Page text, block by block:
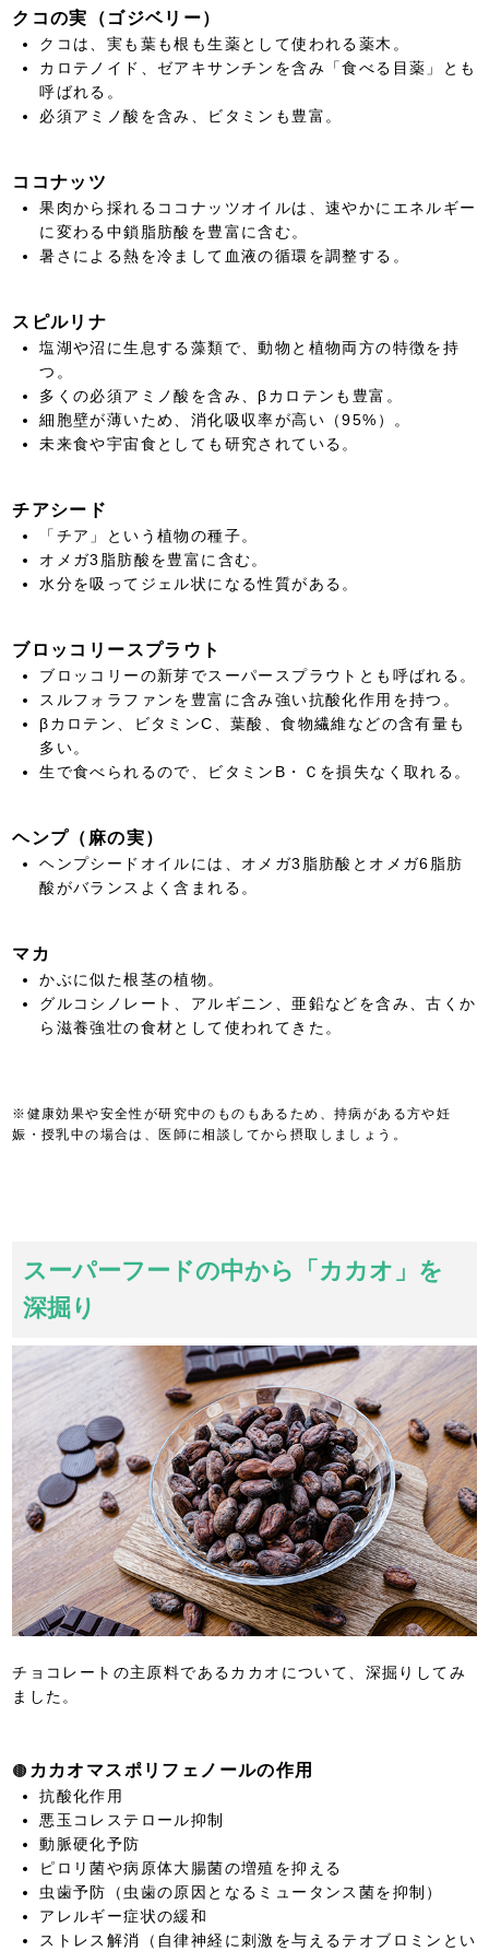
クコの実（ゴジベリー）
クコは、実も葉も根も生薬として使われる薬木。
カロテノイド、ゼアキサンチンを含み「食べる目薬」とも
呼ばれる。
必須アミノ酸を含み、ビタミンも豊富。
ココナッツ
果肉から採れるココナッツオイルは、速やかにエネルギー
に変わる中鎖脂肪酸を豊富に含む。
暑さによる熱を冷まして血液の循環を調整する。
スピルリナ
塩湖や沼に生息する藻類で、動物と植物両方の特徴を持
つ。
多くの必須アミノ酸を含み、βカロテンも豊富。
細胞壁が薄いため、消化吸収率が高い（95%）。
未来食や宇宙食としても研究されている。
チアシード
「チア」という植物の種子。
オメガ3脂肪酸を豊富に含む。
水分を吸ってジェル状になる性質がある。
ブロッコリースプラウト
ブロッコリーの新芽でスーパースプラウトとも呼ばれる。
スルフォラファンを豊富に含み強い抗酸化作用を持つ。
βカロテン、ビタミンC、葉酸、食物繊維などの含有量も
多い。
生で食べられるので、ビタミンB・Ｃを損失なく取れる。
ヘンプ（麻の実）
ヘンプシードオイルには、オメガ3脂肪酸とオメガ6脂肪
酸がバランスよく含まれる。
マカ
かぶに似た根茎の植物。
グルコシノレート、アルギニン、亜鉛などを含み、古くか
ら滋養強壮の食材として使われてきた。
※健康効果や安全性が研究中のものもあるため、持病がある方や妊
娠・授乳中の場合は、医師に相談してから摂取しましょう。
スーパーフードの中から「カカオ」を
深掘り
チョコレートの主原料であるカカオについて、深掘りしてみ
ました。
🟤 カカオマスポリフェノールの作用
抗酸化作用
悪玉コレステロール抑制
動脈硬化予防
ピロリ菌や病原体大腸菌の増殖を抑える
虫歯予防（虫歯の原因となるミュータンス菌を抑制）
アレルギー症状の緩和
ストレス解消（自律神経に刺激を与えるテオブロミンとい